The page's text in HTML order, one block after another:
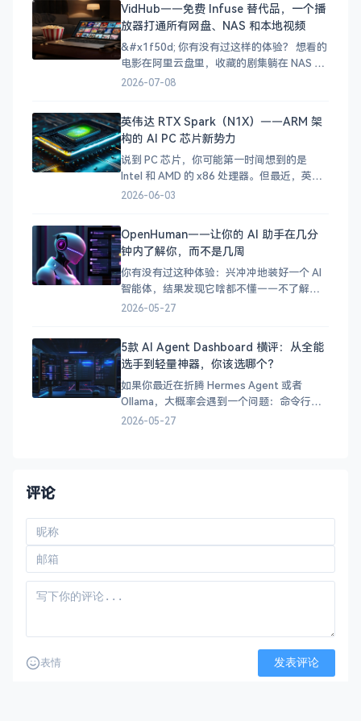
哪了。 这种「资源四处散落」的痛苦，相信
不少影视爱好者都经历过。今天五哥要给大
家介绍的
VidHub——免费 Infuse 替代品，一个播
放器打通所有网盘、NAS 和本地视频
&#x1f50d; 你有没有过这样的体验？ 想看的
电影在阿里云盘里，收藏的剧集躺在 NAS 手
机上下载的视频又因为格式问题播不了……
其实 [VidHub]
(https://zh.okaapps.com/produ
2026-07-08
英伟达 RTX Spark（N1X）——ARM 架
构的 AI PC 芯片新势力
说到 PC 芯片，你可能第一时间想到的是
Intel 和 AMD 的 x86 处理器。但最近，英伟
达（NVIDIA）扔下了一颗重磅炸弹——RTX
英伟达要进军 PC 处理器市场了！
2026-06-03
OpenHuman——让你的 AI 助手在几分
钟内了解你，而不是几周
你有没有过这种体验：兴冲冲地装好一个 AI
智能体，结果发现它啥都不懂——不了解你
的项目、不了解你的习惯、不了解你的技术
问题而生的。这个开源智能体框架的核心理
念很简单：让 AI 在几分钟内了解你，而不是
让你等
2026-05-27
5款 AI Agent Dashboard 横评：从全能
选手到轻量神器，你该选哪个？
如果你最近在折腾 Hermes Agent 或者
Ollama，大概率会遇到一个问题：命令行用
着爽，但总想有个 Web 界面可以随时看看状
2026-05-27
评论
表情 发表评论